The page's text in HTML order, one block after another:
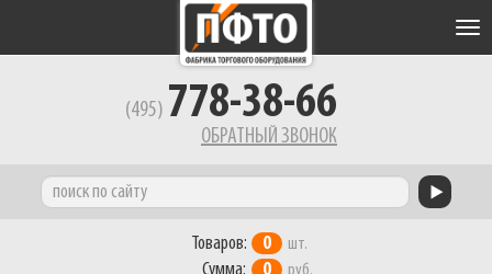
(495) 778-38-66
ОБРАТНЫЙ ЗВОНОК
Товаров: 0 шт.